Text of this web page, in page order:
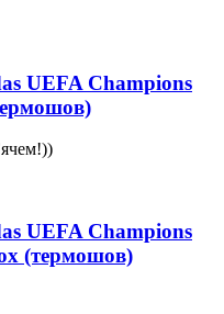
UEFA Champions
UEFA Champions
(термошов)